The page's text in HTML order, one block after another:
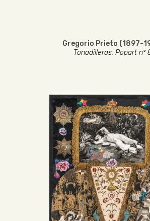
Gregorio Prieto (1897-
Tonadilleras. Popart nº